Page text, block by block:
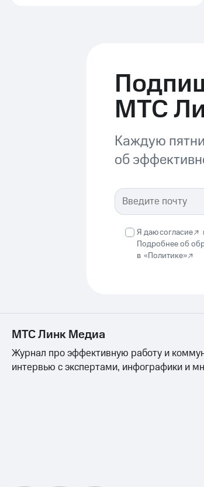
МТС
Каждую
об
Я даюсогласие
Подробнее об
в «Политике»
МТС Линк Медиа
Журнал про эффективную работу и
интервью с экспертами, инфографики и